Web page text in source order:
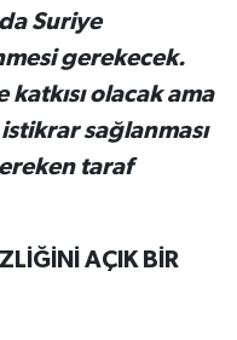
Suriye
gerekecek.
olacak ama
sağlanması
taraf
AÇIK BİR